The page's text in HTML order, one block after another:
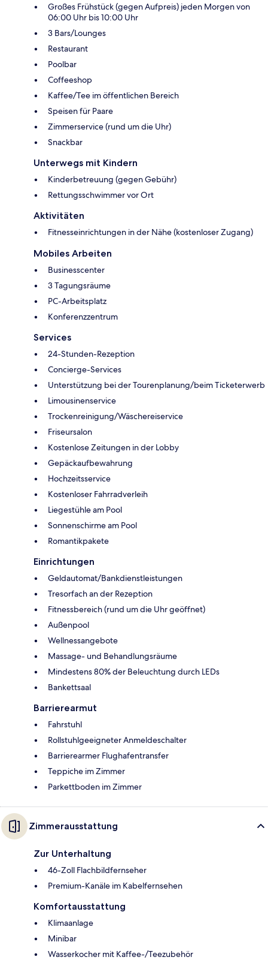
Großes Frühstück (gegen Aufpreis) jeden Morgen von
06:00 Uhr bis 10:00 Uhr
3 Bars/Lounges
Restaurant
Poolbar
Coffeeshop
Kaffee/Tee im öffentlichen Bereich
Speisen für Paare
Zimmerservice (rund um die Uhr)
Snackbar
Unterwegs mit Kindern
Kinderbetreuung (gegen Gebühr)
Rettungsschwimmer vor Ort
Aktivitäten
Fitnesseinrichtungen in der Nähe (kostenloser Zugang)
Mobiles Arbeiten
Businesscenter
3 Tagungsräume
PC-Arbeitsplatz
Konferenzzentrum
Services
24-Stunden-Rezeption
Concierge-Services
Unterstützung bei der Tourenplanung/beim Ticketerwerb
Limousinenservice
Trockenreinigung/Wäschereiservice
Friseursalon
Kostenlose Zeitungen in der Lobby
Gepäckaufbewahrung
Hochzeitsservice
Kostenloser Fahrradverleih
Liegestühle am Pool
Sonnenschirme am Pool
Romantikpakete
Einrichtungen
Geldautomat/Bankdienstleistungen
Tresorfach an der Rezeption
Fitnessbereich (rund um die Uhr geöffnet)
Außenpool
Wellnessangebote
Massage- und Behandlungsräume
Mindestens 80% der Beleuchtung durch LEDs
Bankettsaal
Barrierearmut
Fahrstuhl
Rollstuhlgeeigneter Anmeldeschalter
Barrierearmer Flughafentransfer
Teppiche im Zimmer
Parkettboden im Zimmer
Zimmerausstattung
Zur Unterhaltung
46-Zoll Flachbildfernseher
Premium-Kanäle im Kabelfernsehen
Komfortausstattung
Klimaanlage
Minibar
Wasserkocher mit Kaffee-/Teezubehör